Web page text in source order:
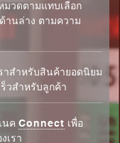
วดตามแทบเลือก
านล่าง ตามความ
าสำหรับสินค้ายอดนิยม
วสำหรับลูกค้า
นค Connect เพื่อ
เรา